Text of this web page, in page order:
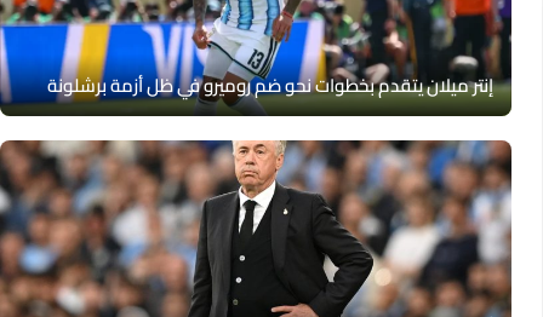
إنتر ميلان يتقدم بخطوات نحو ضم روميرو في ظل أزمة برشلونة